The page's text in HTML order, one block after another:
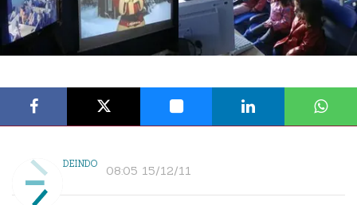
DEINDO 08:05 15/12/11